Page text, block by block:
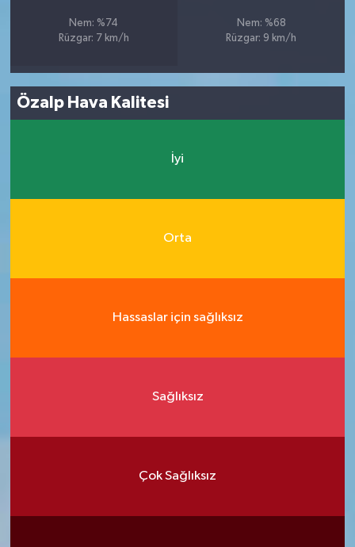
Nem: %74
Rüzgar: 7 km/h
Nem: %68
Rüzgar: 9 km/h
Özalp Hava Kalitesi
İyi
Orta
Hassaslar için sağlıksız
Sağlıksız
Çok Sağlıksız